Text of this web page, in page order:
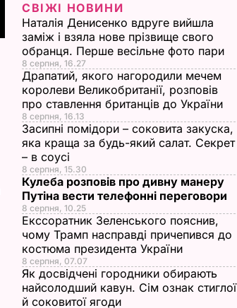
СВІЖІ НОВИНИ
Наталія Денисенко вдруге вийшла
заміж і взяла нове прізвище свого
обранця. Перше весільне фото пари
8 серпня, 16.27
Драпатий, якого нагородили мечем
королеви Великобританії, розповів
про ставлення британців до України
8 серпня, 16.13
Засипні помідори – соковита закуска,
яка краща за будь-який салат. Секрет
– в соусі
8 серпня, 15.30
Кулеба розповів про дивну манеру
Путіна вести телефонні переговори
8 серпня, 10.25
Екссоратник Зеленського пояснив,
чому Трамп насправді причепився до
костюма президента України
8 серпня, 07.07
Як досвідчені городники обирають
найсолодший кавун. Сім ознак стиглої
й соковитої ягоди